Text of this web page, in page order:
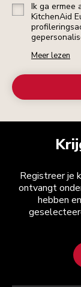
Ik ga ermee
KitchenAid
Meer lezen
Registreer je
ontvangt
hebben